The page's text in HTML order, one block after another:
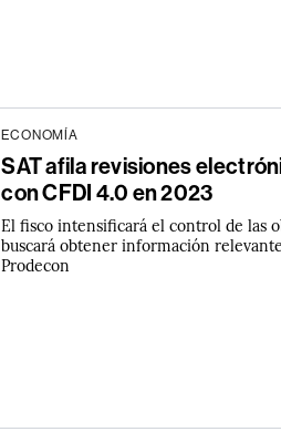
ECONOMÍA
SAT afila revisiones
con CFDI 4.0 en 2023
El fisco intensificará el control de las
buscará obtener información
Prodecon